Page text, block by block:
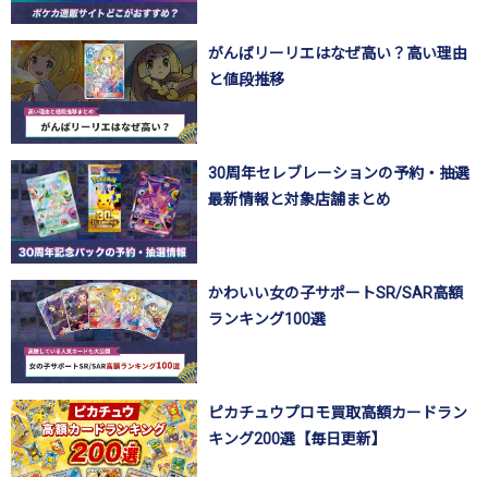
がんばリーリエはなぜ高い？高い理由
と値段推移
30周年セレブレーションの予約・抽選
最新情報と対象店舗まとめ
かわいい女の子サポートSR/SAR高額
ランキング100選
ピカチュウプロモ買取高額カードラン
キング200選【毎日更新】